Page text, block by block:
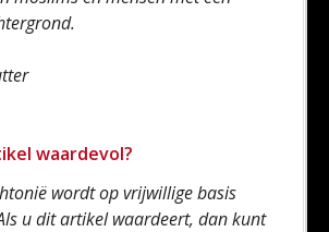
waardevol?
wordt op vrijwillige basis
u dit artikel waardeert, dan kunt